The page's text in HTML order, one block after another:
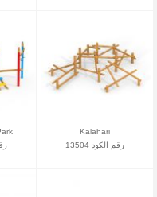
Kalahari
رقم الكود 13504